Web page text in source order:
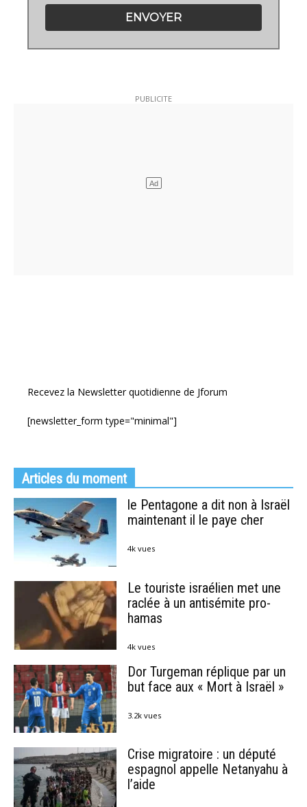
ENVOYER
Recevez la Newsletter quotidienne de Jforum
[newsletter_form type="minimal"]
Articles du moment
le Pentagone a dit non à Israël
maintenant il le paye cher
4k vues
Le touriste israélien met une
raclée à un antisémite pro-
hamas
4k vues
Dor Turgeman réplique par un
but face aux « Mort à Israël »
3.2k vues
Crise migratoire : un député
espagnol appelle Netanyahu à
l’aide